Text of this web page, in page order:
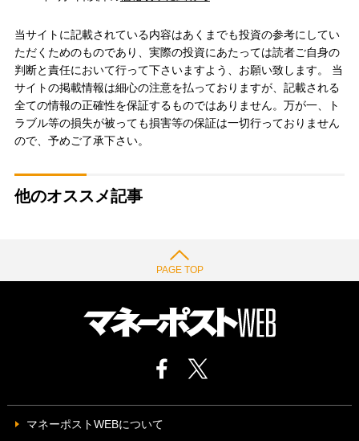
当サイトに記載されている内容はあくまでも投資の参考にしてい
ただくためのものであり、実際の投資にあたっては読者ご自身の
判断と責任において行って下さいますよう、お願い致します。 当
サイトの掲載情報は細心の注意を払っておりますが、記載される
全ての情報の正確性を保証するものではありません。万が一、ト
ラブル等の損失が被っても損害等の保証は一切行っておりません
ので、予めご了承下さい。
他のオススメ記事
PAGE TOP
マネーポストWEBについて